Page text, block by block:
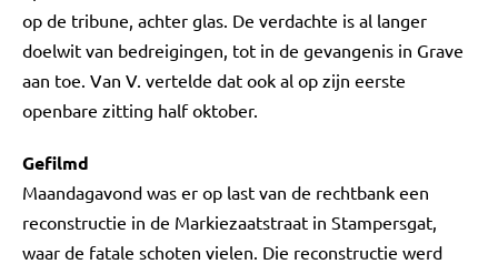
op de tribune, achter glas. De verdachte is al langer
doelwit van bedreigingen, tot in de gevangenis in Grave
aan toe. Van V. vertelde dat ook al op zijn eerste
openbare zitting half oktober.
Gefilmd
Maandagavond was er op last van de rechtbank een
reconstructie in de Markiezaatstraat in Stampersgat,
waar de fatale schoten vielen. Die reconstructie werd